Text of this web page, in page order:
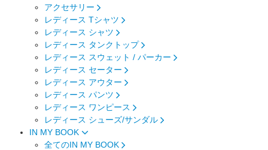
アクセサリー
レディース Tシャツ
レディース シャツ
レディース タンクトップ
レディース スウェット / パーカー
レディース セーター
レディース アウター
レディース パンツ
レディース ワンピース
レディース シューズ/サンダル
IN MY BOOK
全てのIN MY BOOK